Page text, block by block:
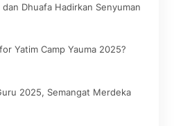
Dhuafa Hadirkan Senyuman
Yatim Camp Yauma 2025?
2025, Semangat Merdeka